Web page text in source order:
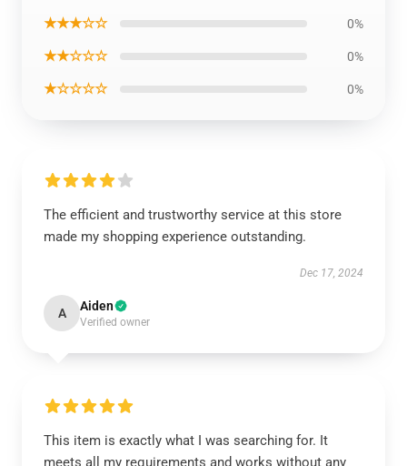
★★★☆☆ 0%
★★☆☆☆ 0%
★☆☆☆☆ 0%
The efficient and trustworthy service at this store
made my shopping experience outstanding.
Dec 17, 2024
A Aiden
Verified owner
This item is exactly what I was searching for. It
meets all my requirements and works without any